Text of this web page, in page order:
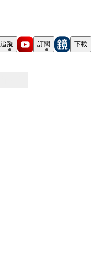
追蹤 訂閱 下載